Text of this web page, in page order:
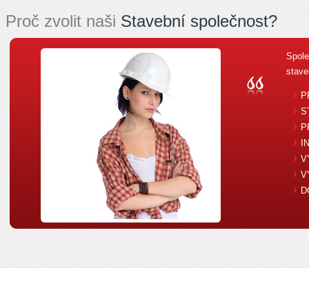
Proč zvolit naši Stavební společnost?